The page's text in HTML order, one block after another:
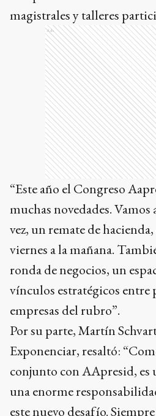
magistrales y talleres
Ads
“Este año el Congreso
muchas novedades.
vez, un remate de
viernes a la mañana.
ronda de negocios, un
vínculos estratégicos entre
empresas del rubro”.
Por su parte, Martín
Exponenciar, resaltó:
conjunto con AApresid,
una enorme
este nuevo desafío.